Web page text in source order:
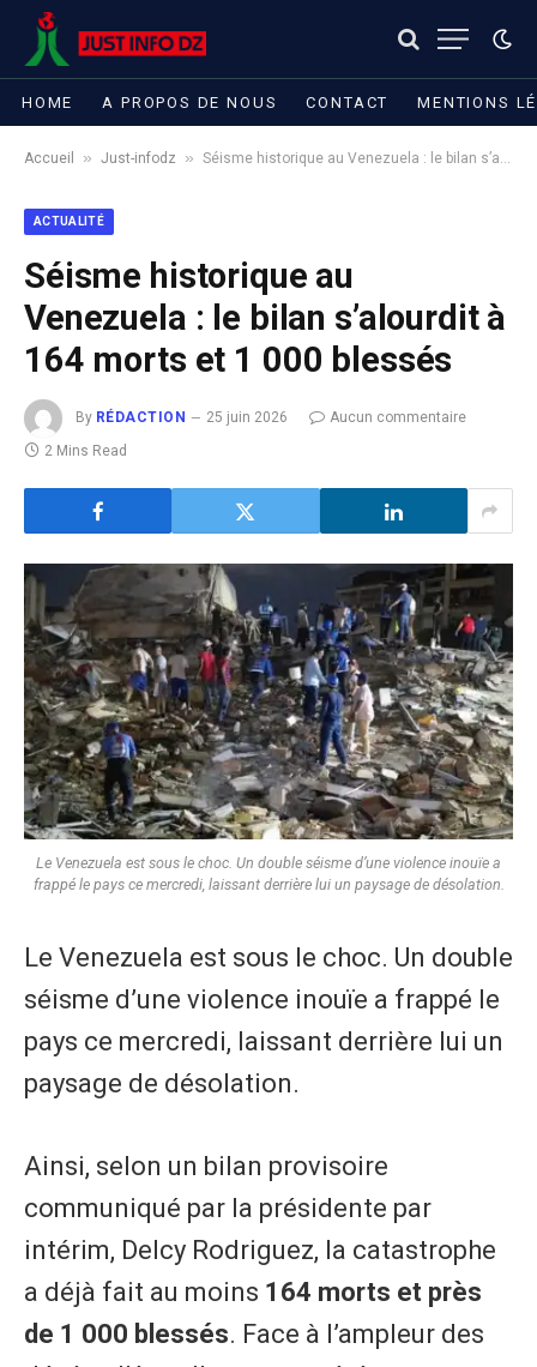
HOME A PROPOS DE NOUS CONTACT MENTIONS
Accueil » Just-infodz » Séisme historique au Venezuela : le bilan s’alourdit à 164 morts et 1 000 blessés
ACTUALITÉ
Séisme historique au
Venezuela : le bilan s’alourdit à
164 morts et 1 000 blessés
By RÉDACTION 25 juin 2026
Aucun commentaire
2 Mins Read
​Le Venezuela est sous le choc. Un double séisme d’une violence inouïe a
frappé le pays ce mercredi, laissant derrière lui un paysage de désolation.
​Le Venezuela est sous le choc. Un double
séisme d’une violence inouïe a frappé le
pays ce mercredi, laissant derrière lui un
paysage de désolation.
Ainsi, selon un bilan provisoire
communiqué par la présidente par
intérim, Delcy Rodriguez, la catastrophe
a déjà fait au moins 164 morts et près
de 1 000 blessés. Face à l’ampleur des